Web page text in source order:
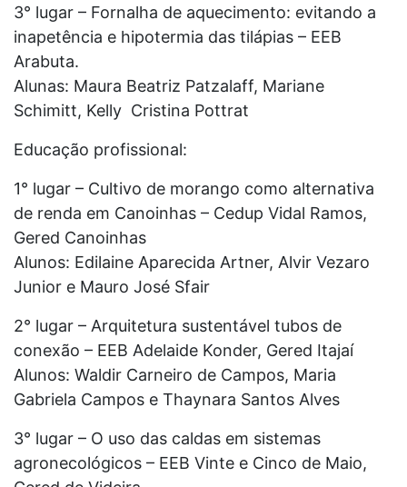
3° lugar – Fornalha de aquecimento: evitando a
inapetência e hipotermia das tilápias – EEB
Arabuta.
Alunas: Maura Beatriz Patzalaff, Mariane
Schimitt, Kelly Cristina Pottrat
Educação profissional:
1° lugar – Cultivo de morango como alternativa
de renda em Canoinhas – Cedup Vidal Ramos,
Gered Canoinhas
Alunos: Edilaine Aparecida Artner, Alvir Vezaro
Junior e Mauro José Sfair
2° lugar – Arquitetura sustentável tubos de
conexão – EEB Adelaide Konder, Gered Itajaí
Alunos: Waldir Carneiro de Campos, Maria
Gabriela Campos e Thaynara Santos Alves
3° lugar – O uso das caldas em sistemas
agronecológicos – EEB Vinte e Cinco de Maio,